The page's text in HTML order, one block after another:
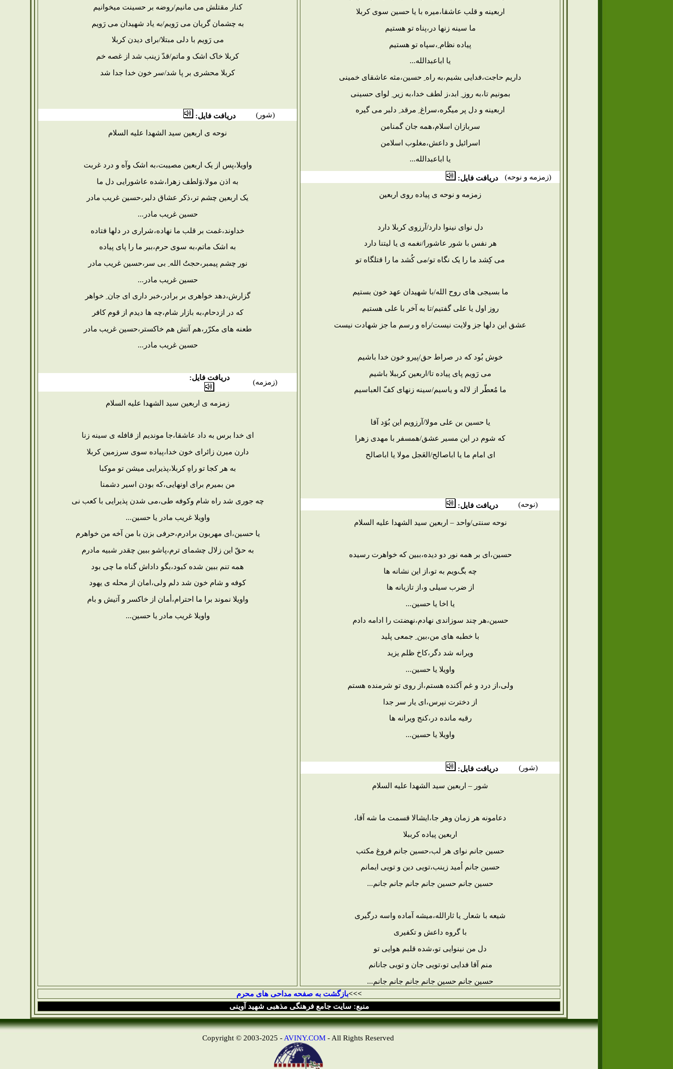
اربعینه و قلب عاشقا،میره با یا حسین سوی کربلا
ما سینه زنها در،پناه تو هستیم
پیاده نظام ِ،سپاه تو هستیم
یا اباعبدالله...
داریم حاجت،فدایی بشیم،به راه ِ حسین،مثه عاشقای خمینی
بمونیم تا،به روز ِ ابد،ز لطف خدا،به زیر ِ لوای حسینی
اربعینه و دل پر میگره،سراغ ِ مرقد ِ دلبر می گیره
سربازان اسلام،همه جان گمنامن
اسرائیل و داعش،مغلوب اسلامن
یا اباعبدالله...
(زمزمه و نوحه) دریافت فایل:
زمزمه و نوحه ی پیاده روی اربعین
دل نوای نینوا دارد/آرزوی کربلا دارد
هر نفس با شور عاشورا/نغمه ی یا لیتنا دارد
می کِشد ما را یک نگاه تو/می کُشد ما را قتلگاه تو
ما بسیجی های روح الله/با شهیدان عهد خون بستیم
روز اول یا علی گفتیم/تا به آخر با علی هستیم
عشق این دلها جز ولایت نیست/راه و رسم ما جز شهادت نیست
خوش بُود که در صراط حق/پیرو خون خدا باشیم
می رَویم پای پیاده تا/اربعین کرببلا باشیم
ما مُعطّر از لاله و یاسیم/سینه زنهای کفّ العباسیم
یا حسین بن علی مولا/آرزویم این بُوَد آقا
که شوم در این مسیر عشق/همسفر با مهدی زهرا
ای امام ما یا اباصالح/العَجل مولا یا اباصالح
(نوحه) دریافت فایل:
نوحه سنتی/واحد – اربعین سید الشهدا علیه السلام
حسین،ای بر همه نور دو دیده،ببین که خواهرت رسیده
چه بگویم به تو،از این نشانه ها
از ضرب سیلی و،از تازیانه ها
یا اخا یا حسین...
حسین،هر چند سوزاندی نهادم،نهضتت را ادامه دادم
با خطبه های من،بین ِ جمعی پلید
ویرانه شد دگر،کاخ ظلم یزید
واویلا یا حسین...
ولی،از درد و غم آکنده هستم،از روی تو شرمنده هستم
از دخترت نپرس،ای یار سر جدا
رقیه مانده در،کنج ویرانه ها
واویلا یا حسین...
(شور) دریافت فایل:
شور – اربعین سید الشهدا علیه السلام
دعامونه هر زمان وهر جا،ایشالا قسمت ما شه آقا،
اربعین پیاده کرببلا
حسین جانم نوای هر لب،حسین جانم فروغ مکتب
حسین جانم اُمید زینب،تویی دین و تویی ایمانم
حسین جانم حسین جانم جانم جانم جانم...
شیعه با شعار ِ یا ثارالله،میشه آماده واسه درگیری
با گروه داعش و تکفیری
دل من نینوایی تو،شده قلبم هوایی تو
منم آقا فدایی تو،تویی جان و تویی جانانم
حسین جانم حسین جانم جانم جانم جانم...
کنار مقتلش می مانیم/روضه بر حسینت میخوانیم
به چشمان گریان می رَویم/به یاد شهیدان می رَویم
می رَویم با دلی مبتلا/برای دیدن کربلا
کربلا خاک اشک و ماتم/قدّ زینب شد از غصه خم
کربلا محشری بر پا شد/سر خون خدا جدا شد
(شور ) دریافت فایل:
نوحه ی اربعین سید الشهدا علیه السلام
واویلا،پس از یک اربعین مصیبت،به اشک وآه و درد غربت
به اذن مولا،وَلطف زهرا،شده عاشورایی دل ما
یک اربعین چشم تر،ذکر عشاق دلبر،حسین غریب مادر
حسین غریب مادر...
خداوند،غمت بر قلب ما نهاده،شراری در دلها فتاده
به اشک ماتم،به سوی حرم،ببر ما را پای پیاده
نور چشم پیمبر،حجتُ الله ِ بی سر،حسین غریب مادر
حسین غریب مادر...
گزارش،دهد خواهری بر برادر،خبر داری ای جان ِ خواهر
که در ازدحام،به بازار شام،چه ها دیدم از قوم کافر
طعنه های مکرّر،هم آتش هم خاکستر،حسین غریب مادر
حسین غریب مادر...
(زمزمه)
دریافت فایل:
زمزمه ی اربعین سید الشهدا علیه السلام
ای خدا برس به داد عاشقا،جا موندیم از قافله ی سینه زنا
دارن میرن زائرای خون خدا،پیاده سوی سرزمین کربلا
به هر کجا تو راهِ کربلا،پذیرایی میشن تو موکبا
من بمیرم برای اونهایی،که بودن اسیر دشمنا
چه جوری شد راه شام وکوفه طی،می شدن پذیرایی با کعب نی
واویلا غریب مادر یا حسین...
یا حسین،ای مهربون برادرم،حرفی بزن با من آخه من خواهرم
به حقّ این زلال چشمای ترم،پاشو ببین چقدر شبیه مادرم
همه تنم ببین شده کبود،بگو داداش گناه ما چی بود
کوفه و شام خون شد دلم ولی،امان از محله ی یهود
واویلا نموند برا ما احترام،أمان از خاکسر و آتیش و بام
واویلا غریب مادر یا حسین...
>>>بازگشت به صفحه مداحی های محرم
منبع: سایت جامع فرهنگی مذهبی شهید آوینی
AVINY.COM- All Rights Reserved